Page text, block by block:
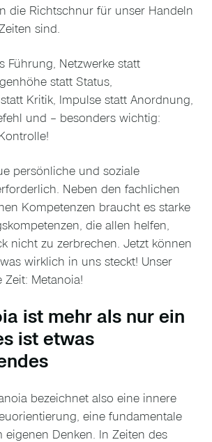
die Richtschnur für unser Handeln
sind.
Führung, Netzwerke statt
statt Status,
Kritik, Impulse statt Anordnung,
und – besonders wichtig:
persönliche und soziale
Neben den fachlichen
Kompetenzen braucht es starke
die allen helfen,
nicht zu zerbrechen. Jetzt können
wirklich in uns steckt! Unser
Zeit: Metanoia!
ist mehr als nur ein
ist etwas
bezeichnet also eine innere
eine fundamentale
eigenen Denken. In Zeiten des